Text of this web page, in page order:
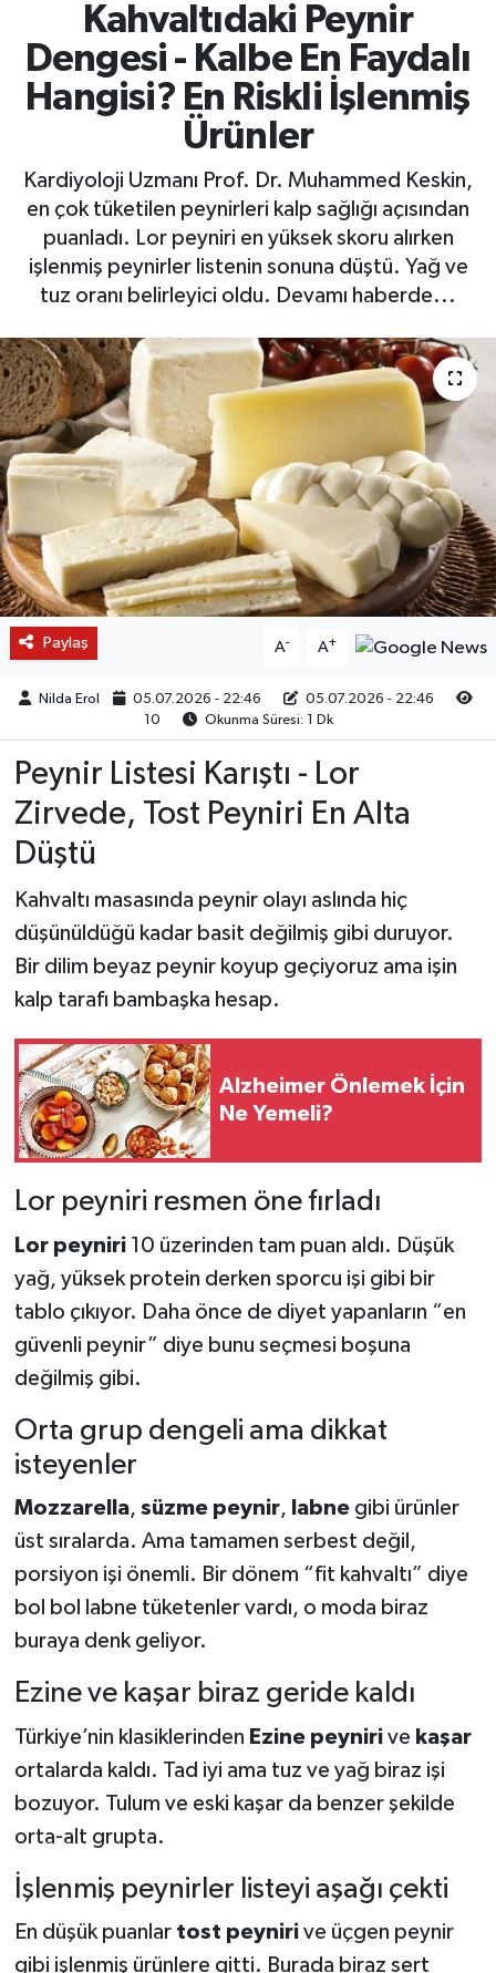
Kahvaltıdaki Peynir
Dengesi - Kalbe En Faydalı
Hangisi? En Riskli İşlenmiş
Ürünler
Kardiyoloji Uzmanı Prof. Dr. Muhammed Keskin,
en çok tüketilen peynirleri kalp sağlığı açısından
puanladı. Lor peyniri en yüksek skoru alırken
işlenmiş peynirler listenin sonuna düştü. Yağ ve
tuz oranı belirleyici oldu. Devamı haberde...
Paylaş A- A+
Nilda Erol 05.07.2026 - 22:46
05.07.2026 - 22:46
10
Okunma Süresi: 1 Dk
Peynir Listesi Karıştı - Lor
Zirvede, Tost Peyniri En Alta
Düştü
Kahvaltı masasında peynir olayı aslında hiç
düşünüldüğü kadar basit değilmiş gibi duruyor.
Bir dilim beyaz peynir koyup geçiyoruz ama işin
kalp tarafı bambaşka hesap.
Alzheimer Önlemek İçin
Ne Yemeli?
Lor peyniri resmen öne fırladı
Lor peyniri10 üzerinden tam puan aldı. Düşük
yağ, yüksek protein derken sporcu işi gibi bir
tablo çıkıyor. Daha önce de diyet yapanların “en
güvenli peynir” diye bunu seçmesi boşuna
değilmiş gibi.
Orta grup dengeli ama dikkat
isteyenler
Mozzarella, süzme peynir, labnegibi ürünler
üst sıralarda. Ama tamamen serbest değil,
porsiyon işi önemli. Bir dönem “fit kahvaltı” diye
bol bol labne tüketenler vardı, o moda biraz
buraya denk geliyor.
Ezine ve kaşar biraz geride kaldı
Türkiye’nin klasiklerinden Ezine peynirive kaşar
ortalarda kaldı. Tad iyi ama tuz ve yağ biraz işi
bozuyor. Tulum ve eski kaşar da benzer şekilde
orta-alt grupta.
İşlenmiş peynirler listeyi aşağı çekti
En düşük puanlar tost peynirive üçgen peynir
gibi işlenmiş ürünlere gitti. Burada biraz sert